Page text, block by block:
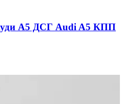
А5 ДСГ Audi A5 КПП